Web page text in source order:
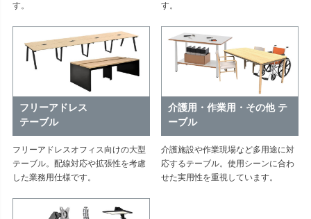
す。
す。
フリーアドレス
テーブル
フリーアドレスオフィス向けの大型
テーブル。配線対応や拡張性を考慮
した業務用仕様です。
介護用・作業用・その他 テ
ーブル
介護施設や作業現場など多用途に対
応するテーブル。使用シーンに合わ
せた実用性を重視しています。